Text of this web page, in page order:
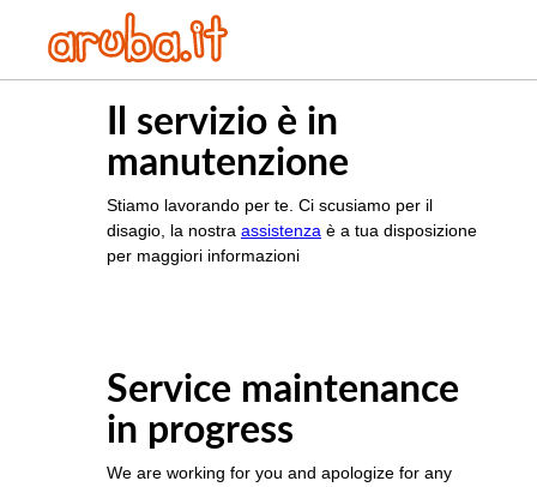
Il servizio è in
manutenzione
Stiamo lavorando per te. Ci scusiamo per il
disagio, la nostra assistenza è a tua disposizione
per maggiori informazioni
Service maintenance
in progress
We are working for you and apologize for any